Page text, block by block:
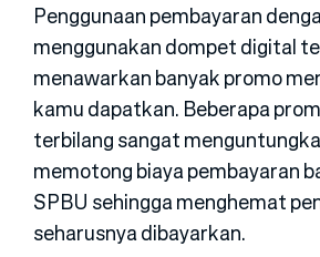
Penggunaan pembayaran
menggunakan dompet digital
menawarkan banyak promo
kamu dapatkan. Beberapa
terbilang sangat
memotong biaya pembayaran
SPBU sehingga menghemat
seharusnya dibayarkan.